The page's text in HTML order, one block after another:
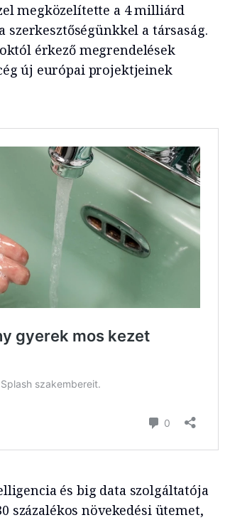
megközelítette a 4 milliárd
a társaság.
érkező megrendelések
új európai projektjeinek
és big data szolgáltatója
százalékos növekedési ütemet,